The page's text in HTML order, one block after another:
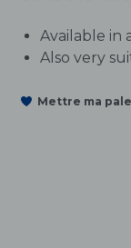
Available in
Also very
Mettre ma